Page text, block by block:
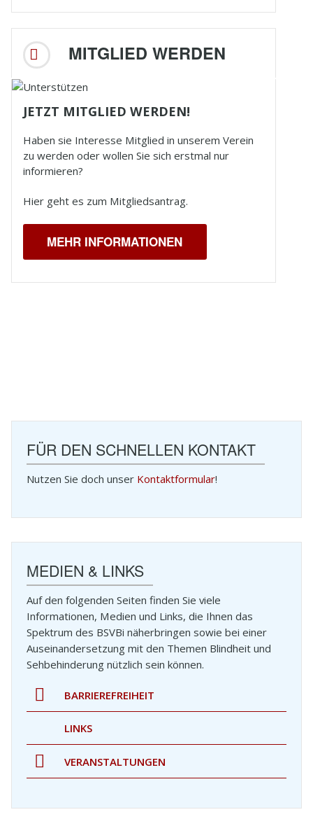
MITGLIED WERDEN
JETZT MITGLIED WERDEN!
Haben sie Interesse Mitglied in unserem Verein
zu werden oder wollen Sie sich erstmal nur
informieren?
Hier geht es zum Mitgliedsantrag.
MEHR INFORMATIONEN
FÜR DEN SCHNELLEN KONTAKT
Nutzen Sie doch unser Kontaktformular!
MEDIEN & LINKS
Auf den folgenden Seiten finden Sie viele
Informationen, Medien und Links, die Ihnen das
Spektrum des BSVBi näherbringen sowie bei einer
Auseinandersetzung mit den Themen Blindheit und
Sehbehinderung nützlich sein können.
BARRIEREFREIHEIT
LINKS
VERANSTALTUNGEN